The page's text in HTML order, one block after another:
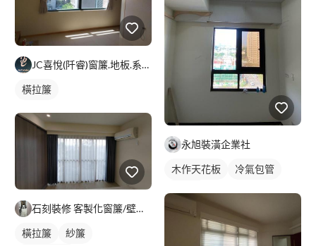
JC喜悅(阡睿)窗簾.地板.系統櫃.隔熱紙joy curta
橫拉簾
石刻裝修 客製化窗簾/壁紙/地板/系統櫃
橫拉簾
紗簾
永旭裝潢企業社
木作天花板
冷氣包管